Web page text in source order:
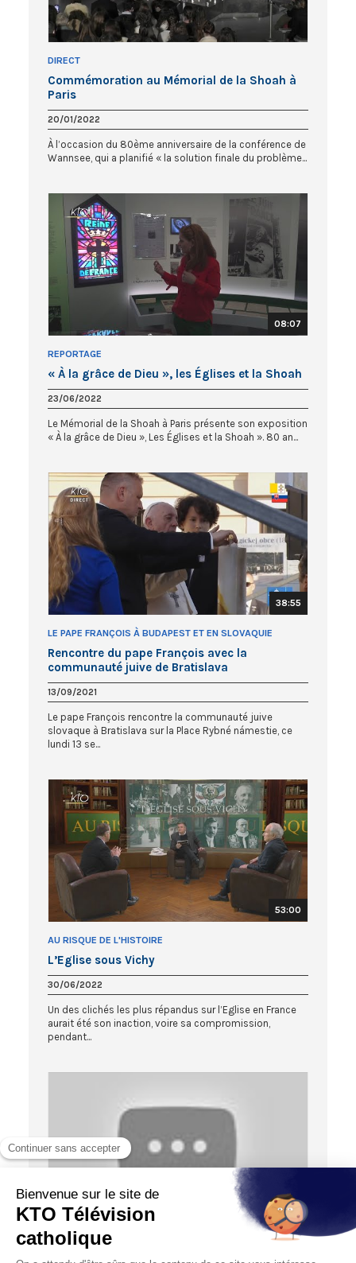
DIRECT
Commémoration au Mémorial de la Shoah à
Paris
20/01/2022
À l’occasion du 80ème anniversaire de la conférence de
Wannsee, qui a planifié « la solution finale du problème...
08:07
REPORTAGE
« À la grâce de Dieu », les Églises et la Shoah
23/06/2022
Le Mémorial de la Shoah à Paris présente son exposition
« À la grâce de Dieu », Les Églises et la Shoah ». 80 an...
38:55
LE PAPE FRANÇOIS À BUDAPEST ET EN SLOVAQUIE
Rencontre du pape François avec la
communauté juive de Bratislava
13/09/2021
Le pape François rencontre la communauté juive
slovaque à Bratislava sur la Place Rybné námestie, ce
lundi 13 se...
53:00
AU RISQUE DE L'HISTOIRE
L’Eglise sous Vichy
30/06/2022
Un des clichés les plus répandus sur l’Eglise en France
aurait été son inaction, voire sa compromission,
pendant...
52:08
DOCUMENTAIRE
La Foi jusqu’au sacrifice